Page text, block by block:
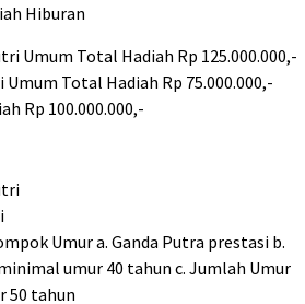
Hiburan
Umum Total Hadiah Rp 125.000.000,-
Total Hadiah Rp 75.000.000,-
Rp 100.000.000,-
Umur a. Ganda Putra prestasi b.
umur 40 tahun c. Jumlah Umur
50 tahun